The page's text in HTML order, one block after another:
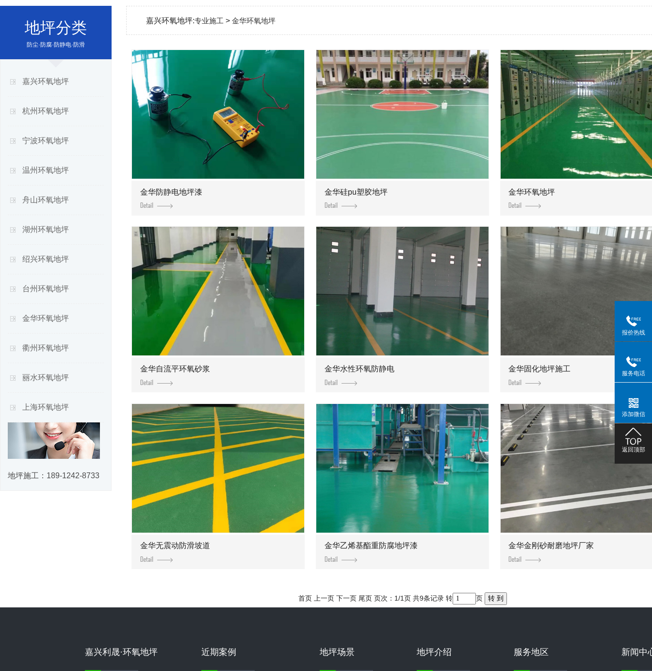
地坪分类
防尘·防腐·防静电·防滑
嘉兴环氧地坪
杭州环氧地坪
宁波环氧地坪
温州环氧地坪
舟山环氧地坪
湖州环氧地坪
绍兴环氧地坪
台州环氧地坪
金华环氧地坪
衢州环氧地坪
丽水环氧地坪
上海环氧地坪
地坪施工： 189-1242-8733
嘉兴环氧地坪:专业施工 > 金华环氧地坪
金华防静电地坪漆 金华硅pu塑胶地坪 金华环氧地坪
金华自流平环氧砂浆 金华水性环氧防静电 金华固化地坪施工
金华无震动防滑坡道 金华乙烯基酯重防腐地坪漆 金华金刚砂耐磨地坪厂家
首页 上一页 下一页 尾页 页次：1/1页 共9条记录 转 页
嘉兴利晟·环氧地坪 近期案例 地坪场景 地坪介绍 服务地区 新闻中
报价热线
服务电话
添加微信
返回顶部